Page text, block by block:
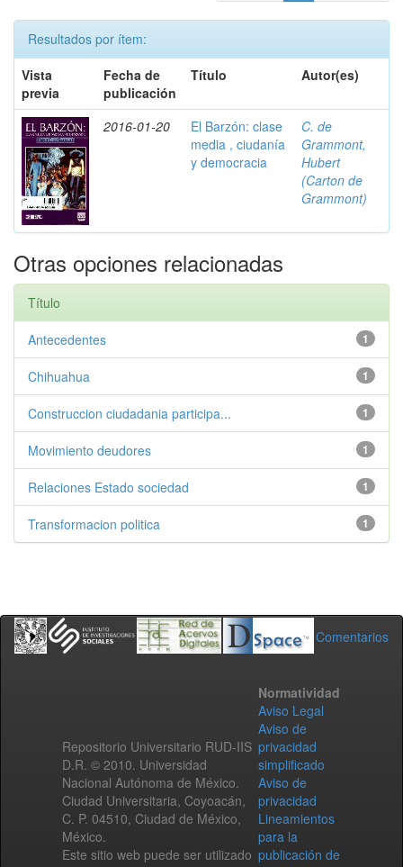
Resultados por ítem:
Vista
previa
Fecha de
publicación
Título Autor(es)
2016-01-20
El Barzón: clase
media , ciudanía
y democracia
C. de
Grammont,
Hubert
(Carton de
Grammont)
Otras opciones relacionadas
Título
1
Antecedentes
1
Chihuahua
1
Construccion ciudadania participa...
1
Movimiento deudores
1
Relaciones Estado sociedad
1
Transformacion politica
Comentarios
Repositorio Universitario RUD-IIS
D.R. © 2010. Universidad
Nacional Autónoma de México.
Ciudad Universitaria, Coyoacán,
C. P. 04510, Ciudad de México,
México.
Este sitio web puede ser utilizado
Normatividad
Aviso Legal
Aviso de
privacidad
simplificado
Aviso de
privacidad
Lineamientos
para la
publicación de